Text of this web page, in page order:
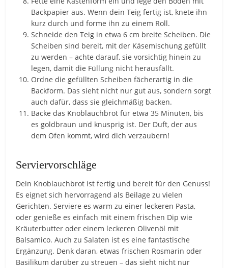
Backpapier aus. Wenn dein Teig fertig ist, knete ihn
kurz durch und forme ihn zu einem Roll.
Schneide den Teig in etwa 6 cm breite Scheiben. Die
Scheiben sind bereit, mit der Käsemischung gefüllt
zu werden – achte darauf, sie vorsichtig hinein zu
legen, damit die Füllung nicht herausfällt.
Ordne die gefüllten Scheiben fächerartig in die
Backform. Das sieht nicht nur gut aus, sondern sorgt
auch dafür, dass sie gleichmäßig backen.
Backe das Knoblauchbrot für etwa 35 Minuten, bis
es goldbraun und knusprig ist. Der Duft, der aus
dem Ofen kommt, wird dich verzaubern!
Serviervorschläge
Dein Knoblauchbrot ist fertig und bereit für den Genuss!
Es eignet sich hervorragend als Beilage zu vielen
Gerichten. Serviere es warm zu einer leckeren Pasta,
oder genieße es einfach mit einem frischen Dip wie
Kräuterbutter oder einem leckeren Olivenöl mit
Balsamico. Auch zu Salaten ist es eine fantastische
Ergänzung. Denk daran, etwas frischen Rosmarin oder
Basilikum darüber zu streuen – das sieht nicht nur